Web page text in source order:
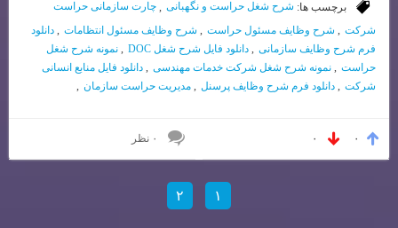
برچسب ها: شرح شغل حراست و نگهبانی
چارت سازمانی حراست
شرکت
شرح وظایف مسئول حراست شرح وظایف مسئول انتظامات
دانلود
فرم شرح وظایف سازمانی
دانلود فایل شرح شغل DOC
نمونه شرح شغل
حراست
نمونه شرح شغل شرکت خدمات مهندسی
دانلود فایل منابع انسانی
شرکت
دانلود فرم شرح وظایف پرسنل مدیریت حراست سازمان
۰ ۰ ۰ نظر
۱ ۲